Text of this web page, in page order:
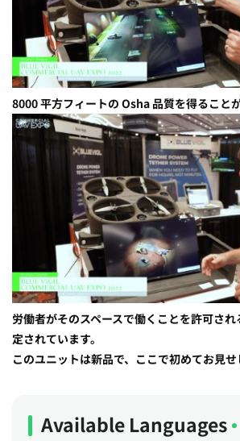
8000 平方フィートの Osha 品質を得ることが
労働者がそのスペースで働くことを許可さ
定されています。
このユニットは新品で、ここで初めてお見せ
Available Languages